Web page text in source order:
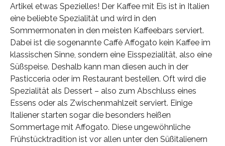
Artikel etwas Spezielles! Der Kaffee mit Eis ist in Italien
eine beliebte Spezialität und wird in den
Sommermonaten in den meisten Kaffeebars serviert.
Dabei ist die sogenannte Caffè Affogato kein Kaffee im
klassischen Sinne, sondern eine Eisspezialität, also eine
Süßspeise. Deshalb kann man diesen auch in der
Pasticceria oder im Restaurant bestellen. Oft wird die
Spezialität als Dessert – also zum Abschluss eines
Essens oder als Zwischenmahlzeit serviert. Einige
Italiener starten sogar die besonders heißen
Sommertage mit Affogato. Diese ungewöhnliche
Frühstücktradition ist vor allen unter den Süßitalienern